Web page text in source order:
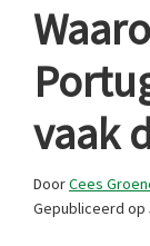
Portal
en
fanaten
vaak
DoorCees
Gepubliceerd op